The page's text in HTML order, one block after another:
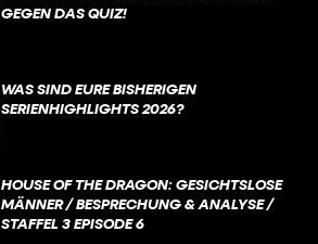
GEGEN DAS QUIZ!
WAS SIND EURE BISHERIGEN
SERIENHIGHLIGHTS 2026?
HOUSE OF THE DRAGON: GESICHTSLOSE
MÄNNER / BESPRECHUNG & ANALYSE /
STAFFEL 3 EPISODE 6